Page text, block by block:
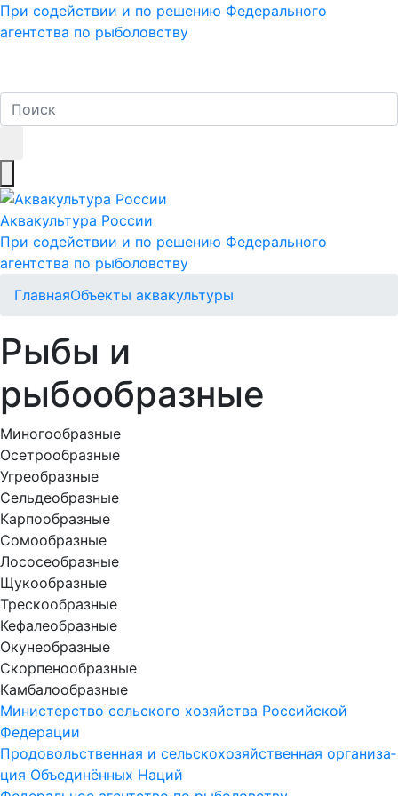
При содействии и по решению Федерального
агентства по рыболовству
Аквакультура России
При содействии и по решению Федерального
агентства по рыболовству
ГлавнаяОбъекты аквакультуры
Рыбы и
рыбообразные
Миногообразные
Осетрообразные
Угреобразные
Сельдеобразные
Карпообразные
Сомообразные
Лососеобразные
Щукообразные
Трескообразные
Кефалеобразные
Окунеобразные
Скорпенообразные
Камбалообразные
Министерство сельского хозяйства Российской
Федерации
Про­до­воль­ст­вен­ная и сель­ско­хо­зяй­ст­вен­ная ор­га­ни­за­
ция Объ­е­ди­нён­ных На­ций